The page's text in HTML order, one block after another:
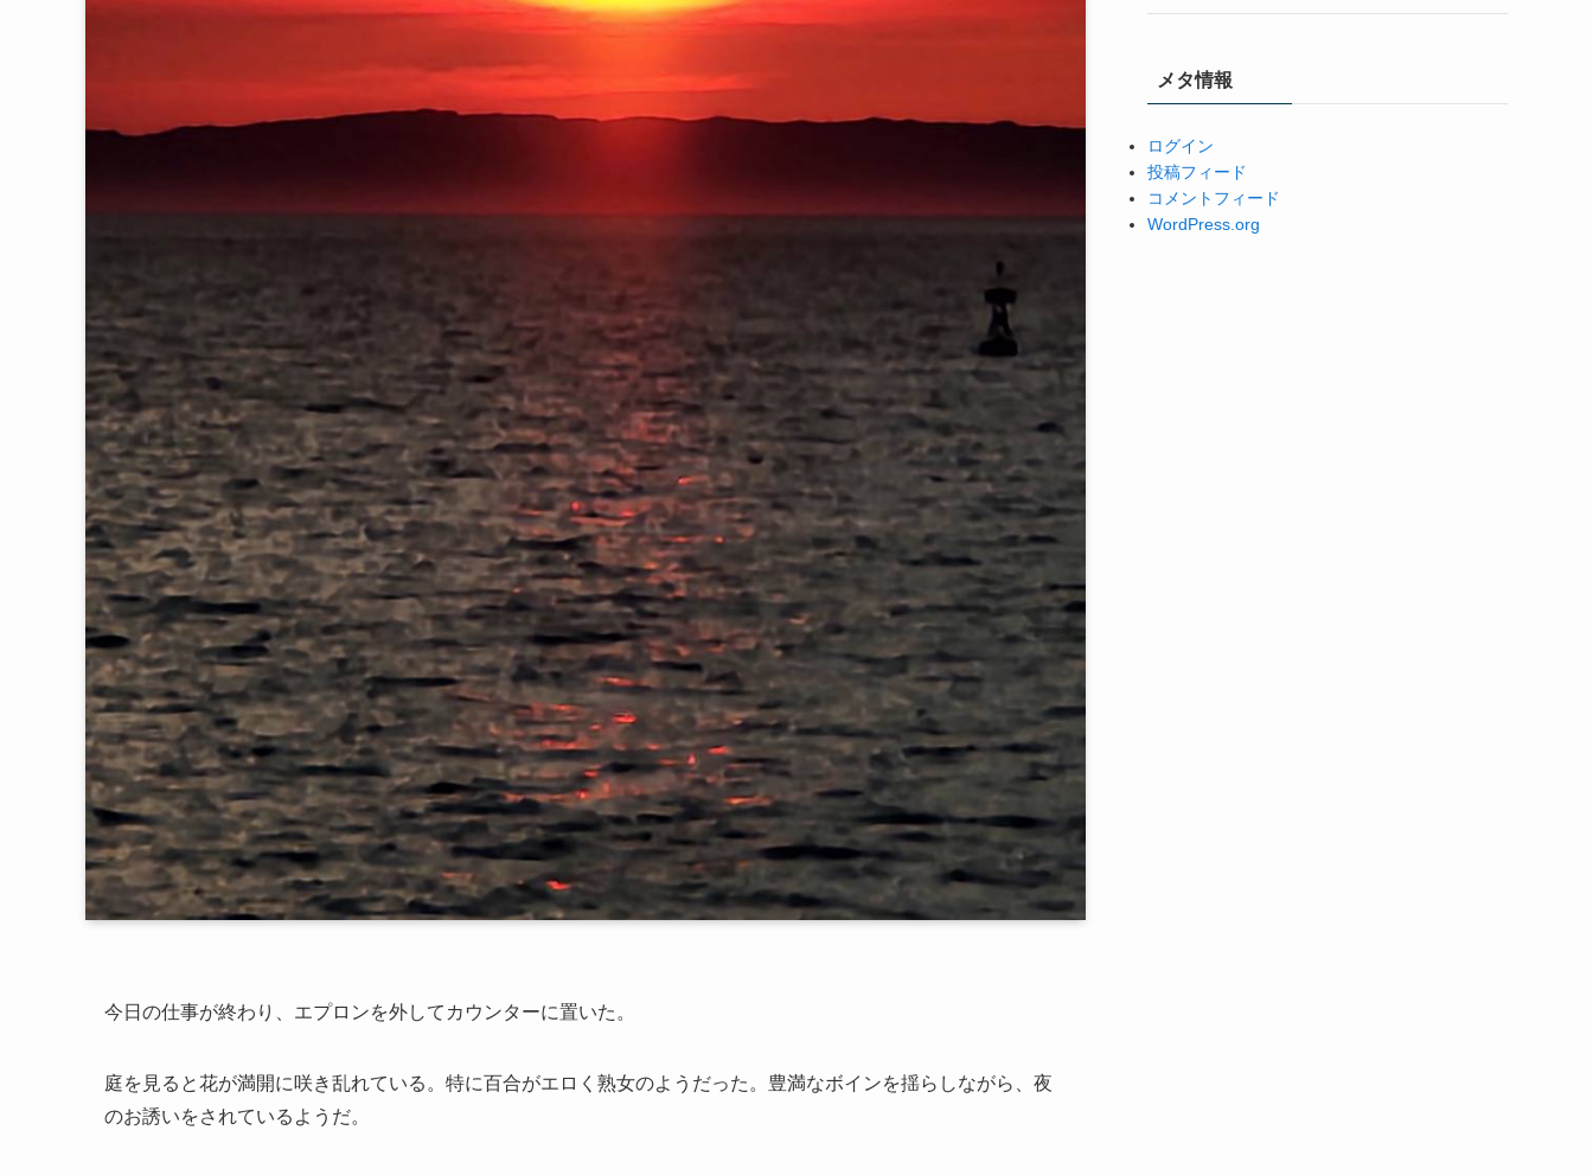
今日の仕事が終わり、エプロンを外してカウンターに置いた。
庭を見ると花が満開に咲き乱れている。特に百合がエロく熟女のようだった。豊満なボインを揺らしながら、夜
のお誘いをされているようだ。
メタ情報
ログイン
投稿フィード
コメントフィード
WordPress.org